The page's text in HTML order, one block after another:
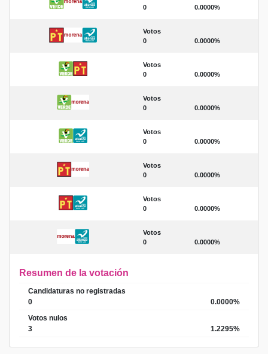
0
0.0000%
Votos
0
0.0000%
Votos
0
0.0000%
Votos
0
0.0000%
Votos
0
0.0000%
Votos
0
0.0000%
Votos
0
0.0000%
Votos
0
0.0000%
Resumen de la votación
Candidaturas no registradas
0
0.0000%
Votos nulos
3
1.2295%